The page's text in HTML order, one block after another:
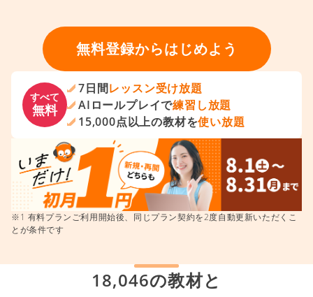
無料登録からはじめよう
すべて
無料
7日間レッスン受け放題
AIロールプレイで練習し放題
15,000点以上の教材を使い放題
※1 有料プランご利用開始後、同じプラン契約を2度自動更新いただくこ
とが条件です
18,046の教材と